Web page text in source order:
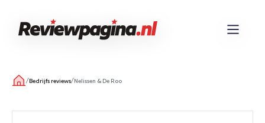
/Bedrijfs reviews/Nelissen & De Roo